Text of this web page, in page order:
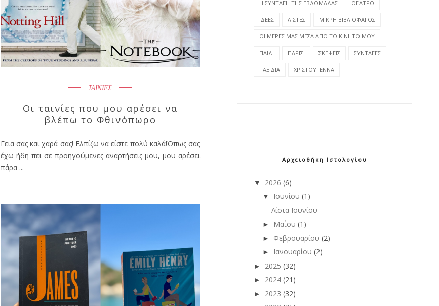
ΤΑΙΝΙΕΣ
Οι ταινίες που μου αρέσει να
βλέπω το Φθινόπωρο
Γεια σας και χαρά σας! Ελπίζω να είστε πολύ καλά!Όπως σας
έχω ήδη πει σε προηγούμενες αναρτήσεις μου, μου αρέσει
πάρα ...
Η ΣΥΝΤΑΓΗ ΤΗΣ ΕΒΔΟΜΑΔΑΣ ΘΕΑΤΡΟ
ΙΔΕΕΣ ΛΙΣΤΕΣ ΜΙΚΡΗ ΒΙΒΛΙΟΦΑΓΟΣ
ΟΙ ΜΕΡΕΣ ΜΑΣ ΜΕΣΑ ΑΠΟ ΤΟ ΚΙΝΗΤΟ ΜΟΥ
ΠΑΙΔΙ ΠΑΡΙΣΙ ΣΚΕΨΕΙΣ ΣΥΝΤΑΓΕΣ
ΤΑΞΙΔΙΑ ΧΡΙΣΤΟΥΓΕΝΝΑ
Αρχειοθήκη Ιστολογίου
▼ 2026 (6)
▼ Ιουνίου (1)
Λίστα Ιουνίου
► Μαΐου (1)
► Φεβρουαρίου (2)
► Ιανουαρίου (2)
► 2025 (32)
► 2024 (21)
► 2023 (32)